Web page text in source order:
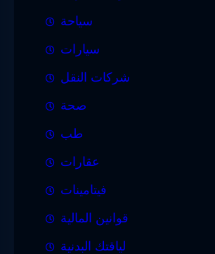
سياحة
سيارات
شركات النقل
صحة
طب
عقارات
فيتامينات
قوانين المالية
لياقتك البدنية